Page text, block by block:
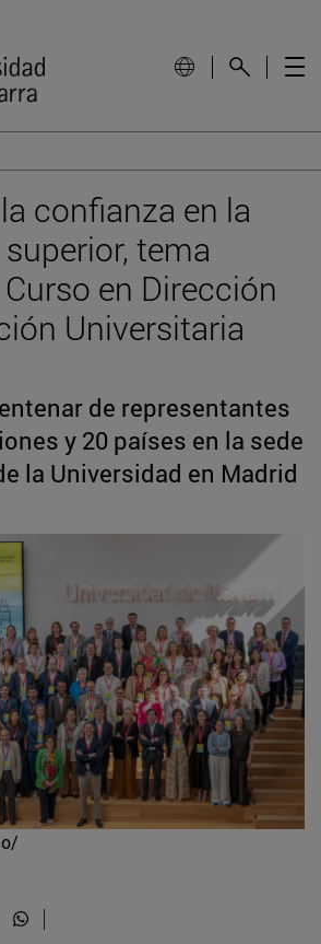
confianza en la
tema
en Dirección
Universitaria
de representantes
y 20 países en la sede
la Universidad en Madrid